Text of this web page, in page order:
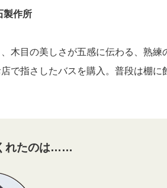
製作所
木目の美しさが五感に伝わる、熟
で指さしたバスを購入。普段は棚に
れたのは……